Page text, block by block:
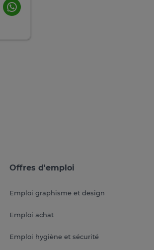
Offres d'emploi
Emploi graphisme et design
Emploi achat
Emploi hygiène et sécurité